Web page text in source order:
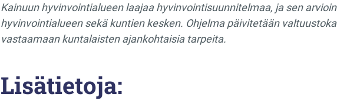
Kainuun hyvinvointialueen laajaa hyvinvointisuunnitelmaa, ja sen
hyvinvointialueen sekä kuntien kesken. Ohjelma päivitetään
vastaamaan kuntalaisten ajankohtaisia tarpeita.
Lisätietoja: